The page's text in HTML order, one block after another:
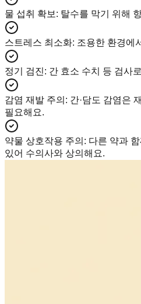
물 섭취 확보 : 탈수를 막기 위해
스트레스 최소화: 조용한 환경에
정기 검진: 간 효소 수치 등 검사
감염 재발 주의 : 간·담도 감염은
필요해요.
약물 상호작용 주의 : 다른 약과
있어 수의사와 상의해요.